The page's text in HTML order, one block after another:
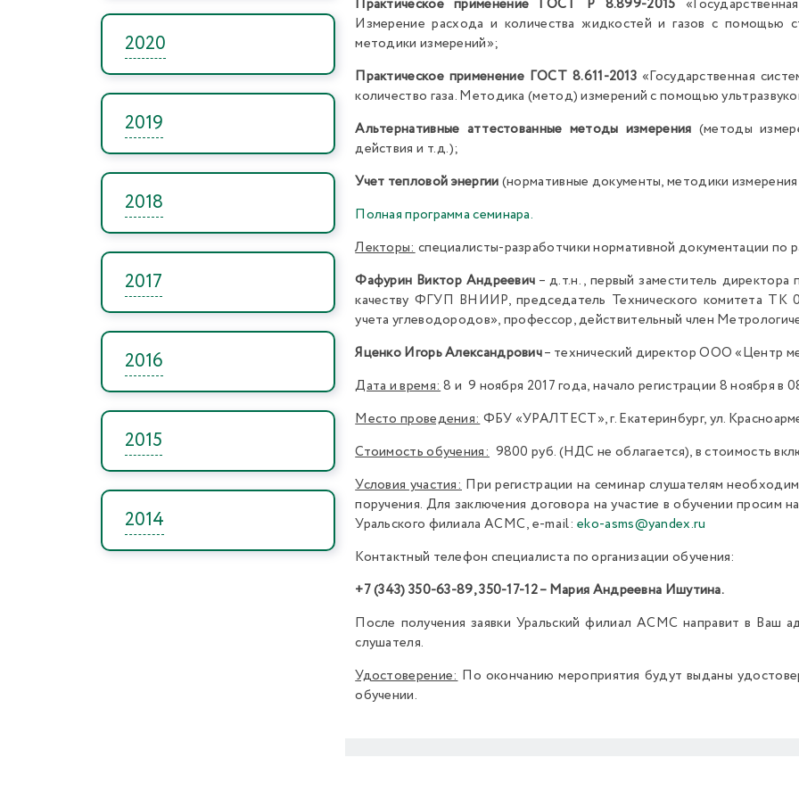
2020
2019
2018
2017
2016
2015
2014
Практическое применение ГОСТ Р 8.899-2015
Измерение расхода и количества жидкостей и газов с помощью
методики измерений»;
Практическое применение ГОСТ 8.611-2013 «Государственная
количество газа. Методика (метод) измерений с помощью
Альтернативные аттестованные методы измерения (методы
действия и т.д.);
Учет тепловой энергии(нормативные документы, методики
Полная программа семинара.
Лекторы:специалисты-разработчики нормативной документации по
Фафурин Виктор Андреевич – д.т.н., первый заместитель
качеству ФГУП ВНИИР, председатель Технического комитета ТК
учета углеводородов», профессор, действительный член
Яценко Игорь Александрович– технический директор ООО «Центр
Дата и время:8 и 9 ноября 2017 года, начало регистрации 8 ноября в
Место проведения:ФБУ «УРАЛТЕСТ», г. Екатеринбург, ул.
Стоимость обучения:9800 руб. (НДС не облагается), в стоимость
Условия участия: При регистрации на семинар слушателям
поручения. Для заключения договора на участие в обучении просим
Уральского филиала АСМС, e-mail:eko-asms@yandex.ru
Контактный телефон специалиста по организации обучения:
+7 (343) 350-63-89, 350-17-12 – Мария Андреевна Ишутина.
После получения заявки Уральский филиал АСМС направит в Ваш
слушателя.
Удостоверение:По окончанию мероприятия будут выданы
обучении.